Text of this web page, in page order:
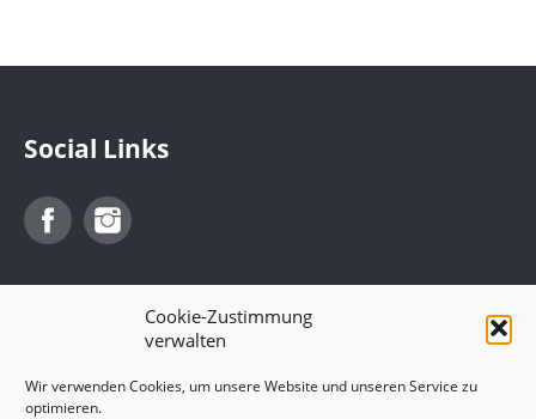
Cookie-Zustimmung
verwalten
Wir verwenden Cookies, um unsere Website und unseren Service zu
optimieren.
Social Links
Facebook